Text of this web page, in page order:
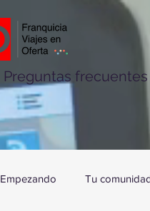
Preguntas frecuentes
Empezando Tu